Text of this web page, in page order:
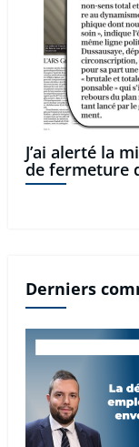
J’ai alerté la
de fermeture
Derniers